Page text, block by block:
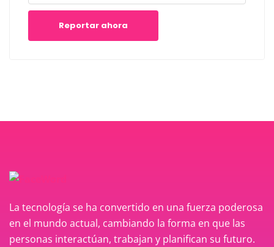
Reportar ahora
La tecnología se ha convertido en una fuerza poderosa
en el mundo actual, cambiando la forma en que las
personas interactúan, trabajan y planifican su futuro.